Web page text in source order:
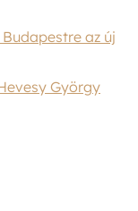
az új
György